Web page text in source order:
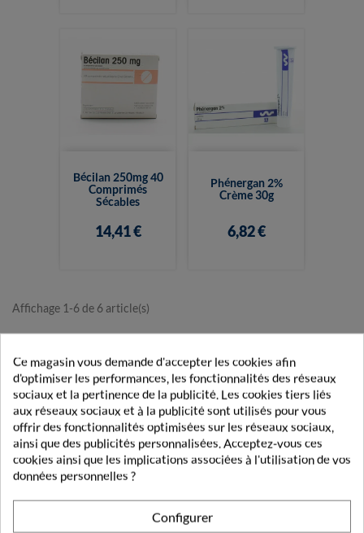
Bécilan 250mg 40
Comprimés
Sécables
14,41 €
Phénergan 2%
Crème 30g
6,82 €
Affichage 1-6 de 6 article(s)
Retour en haut
Livraison rapide
Découvrez nos modes et tarifs de livraison.
Paiement sécurisé
Pharmacie française
Ce magasin vous demande d'accepter les cookies afin
d'optimiser les performances, les fonctionnalités des réseaux
sociaux et la pertinence de la publicité. Les cookies tiers liés
aux réseaux sociaux et à la publicité sont utilisés pour vous
offrir des fonctionnalités optimisées sur les réseaux sociaux,
ainsi que des publicités personnalisées. Acceptez-vous ces
cookies ainsi que les implications associées à l'utilisation de vos
données personnelles ?
Configurer